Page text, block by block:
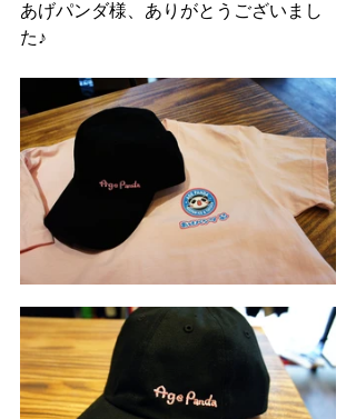
あげパンダ様、ありがとうございまし
た♪